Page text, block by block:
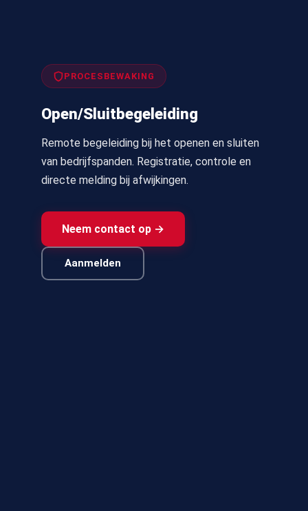
PROCESBEWAKING
Open/Sluitbegeleiding
Remote begeleiding bij het openen en sluiten
van bedrijfspanden. Registratie, controle en
directe melding bij afwijkingen.
Neem contact op →
Aanmelden